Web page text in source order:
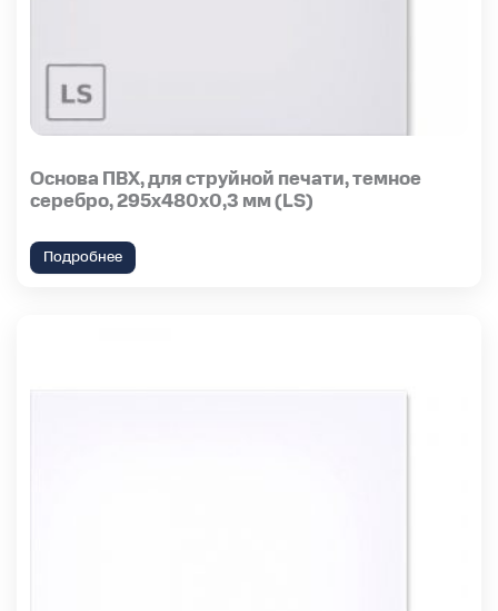
Основа ПВХ, для струйной печати, темное
серебро, 295х480х0,3 мм (LS)
Подробнее